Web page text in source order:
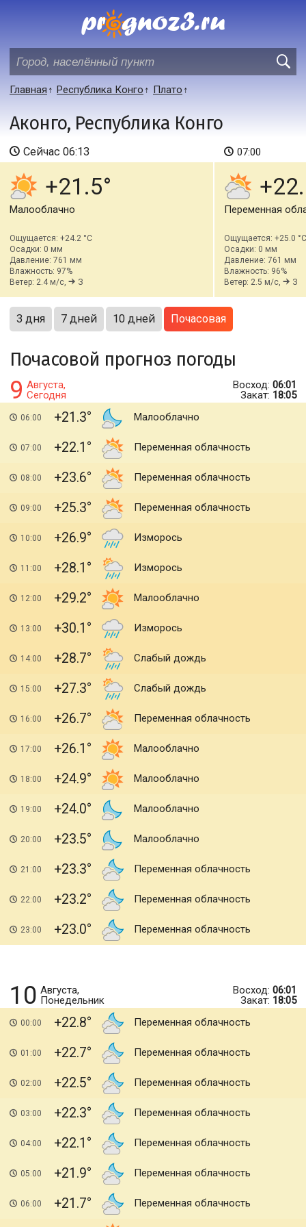
Главная Республика Конго Плато
Аконго, Республика Конго
Сейчас 06:13
+21.5
Малооблачно
Ощущается: +24.2 °C
Осадки: 0 мм
Давление: 761 мм
Влажность: 97%
Ветер: 2.4 м/с,
З
07:00
Переменная
Ощущается: +25.0 °C
Осадки: 0 мм
Давление: 761 мм
Влажность: 96%
Ветер: 2.5 м/с,
З
3 дня 7 дней 10 дней Почасовая
Почасовой прогноз погоды
9 Августа,
Сегодня
Восход: 06:01
Закат: 18:05
06:00 +21.3 Малооблачно
07:00 +22.1 Переменная облачность
08:00 +23.6 Переменная облачность
09:00 +25.3 Переменная облачность
10:00 +26.9 Изморось
11:00 +28.1 Изморось
12:00 +29.2 Малооблачно
13:00 +30.1 Изморось
14:00 +28.7 Слабый дождь
15:00 +27.3 Слабый дождь
16:00 +26.7 Переменная облачность
17:00 +26.1 Малооблачно
18:00 +24.9 Малооблачно
19:00 +24.0 Малооблачно
20:00 +23.5 Малооблачно
21:00 +23.3 Переменная облачность
22:00 +23.2 Переменная облачность
23:00 +23.0 Переменная облачность
10 Августа,
Понедельник
Восход: 06:01
Закат: 18:05
00:00 +22.8 Переменная облачность
01:00 +22.7 Переменная облачность
02:00 +22.5 Переменная облачность
03:00 +22.3 Переменная облачность
04:00 +22.1 Переменная облачность
05:00 +21.9 Переменная облачность
06:00 +21.7 Переменная облачность